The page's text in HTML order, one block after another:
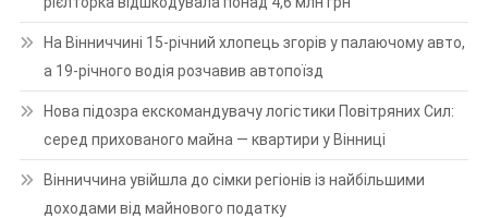
На Вінниччині 15-річний хлопець згорів у палаючому авто,
а 19-річного водія розчавив автопоїзд
Нова підозра екскомандувачу логістики Повітряних Сил:
серед прихованого майна — квартири у Вінниці
Вінниччина увійшла до сімки регіонів із найбільшими
доходами від майнового податку